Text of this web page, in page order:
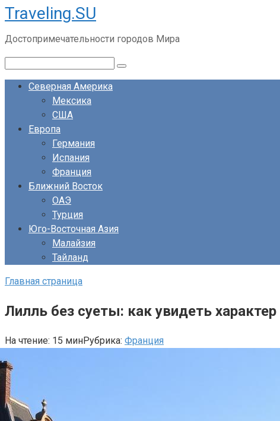
Перейти
к
контенту
Traveling.SU
Достопримечательности городов Мира
Северная Америка
Мексика
США
Европа
Германия
Испания
Франция
Ближний Восток
ОАЭ
Турция
Юго-Восточная Азия
Малайзия
Тайланд
Главная страница
Лилль без суеты: как увидеть
На чтение: 15 минРубрика: Франция